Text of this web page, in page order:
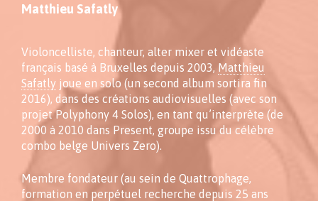
Matthieu Safatly
Violoncelliste, chanteur, alter mixer et vidéaste
français basé à Bruxelles depuis 2003, Matthieu
Safatly joue en solo (un second album sortira fin
2016), dans des créations audiovisuelles (avec son
projet Polyphony 4 Solos), en tant qu’interprète (de
2000 à 2010 dans Present, groupe issu du célèbre
combo belge Univers Zero).
Membre fondateur (au sein de Quattrophage,
formation en perpétuel recherche depuis 25 ans